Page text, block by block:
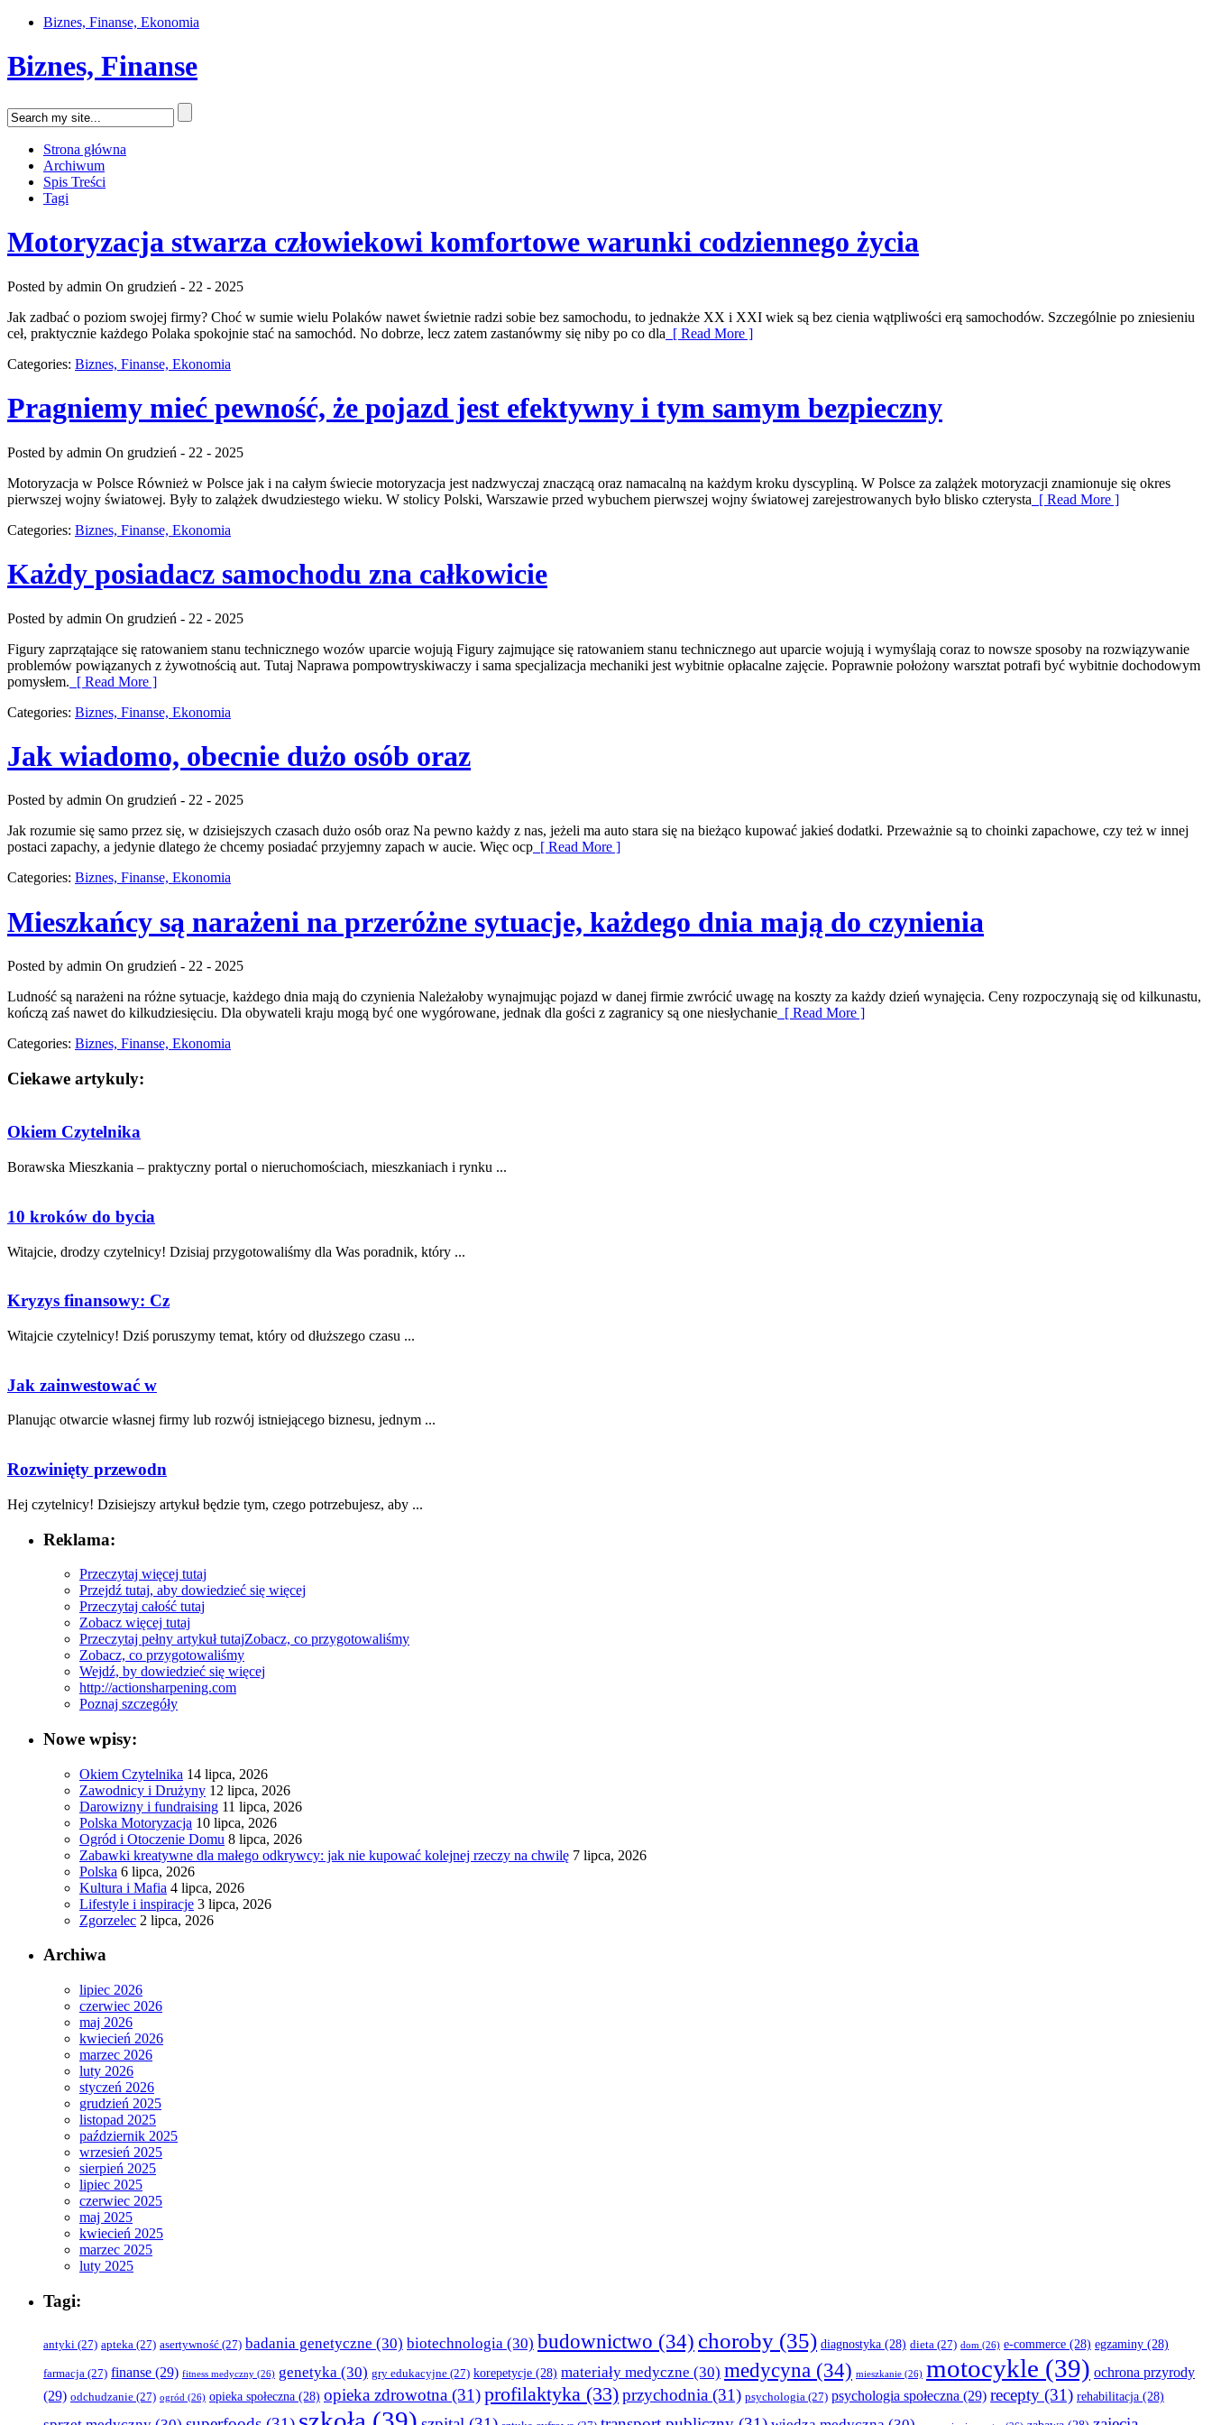
Biznes, Finanse, Ekonomia
Biznes, Finanse
Strona główna
Archiwum
Spis Treści
Tagi
Motoryzacja stwarza człowiekowi komfortowe warunki codziennego życia
Posted by admin On grudzień - 22 - 2025
Jak zadbać o poziom swojej firmy? Choć w sumie wielu Polaków nawet świetnie radzi sobie bez samochodu, to jednakże XX i XXI wiek są bez cienia wątpliwości erą samochodów. Szczególnie po zniesieniu
ceł, praktycznie każdego Polaka spokojnie stać na samochód. No dobrze, lecz zatem zastanówmy się niby po co dla [ Read More ]
Categories: Biznes, Finanse, Ekonomia
Pragniemy mieć pewność, że pojazd jest efektywny i tym samym bezpieczny
Posted by admin On grudzień - 22 - 2025
Motoryzacja w Polsce Również w Polsce jak i na całym świecie motoryzacja jest nadzwyczaj znaczącą oraz namacalną na każdym kroku dyscypliną. W Polsce za zalążek motoryzacji znamionuje się okres
pierwszej wojny światowej. Były to zalążek dwudziestego wieku. W stolicy Polski, Warszawie przed wybuchem pierwszej wojny światowej zarejestrowanych było blisko czterysta [ Read More ]
Categories: Biznes, Finanse, Ekonomia
Każdy posiadacz samochodu zna całkowicie
Posted by admin On grudzień - 22 - 2025
Figury zaprzątające się ratowaniem stanu technicznego wozów uparcie wojują Figury zajmujące się ratowaniem stanu technicznego aut uparcie wojują i wymyślają coraz to nowsze sposoby na rozwiązywanie
problemów powiązanych z żywotnością aut. Tutaj Naprawa pompowtryskiwaczy i sama specjalizacja mechaniki jest wybitnie opłacalne zajęcie. Poprawnie położony warsztat potrafi być wybitnie dochodowym
pomysłem. [ Read More ]
Categories: Biznes, Finanse, Ekonomia
Jak wiadomo, obecnie dużo osób oraz
Posted by admin On grudzień - 22 - 2025
Jak rozumie się samo przez się, w dzisiejszych czasach dużo osób oraz Na pewno każdy z nas, jeżeli ma auto stara się na bieżąco kupować jakieś dodatki. Przeważnie są to choinki zapachowe, czy też w innej
postaci zapachy, a jedynie dlatego że chcemy posiadać przyjemny zapach w aucie. Więc ocp [ Read More ]
Categories: Biznes, Finanse, Ekonomia
Mieszkańcy są narażeni na przeróżne sytuacje, każdego dnia mają do czynienia
Posted by admin On grudzień - 22 - 2025
Ludność są narażeni na różne sytuacje, każdego dnia mają do czynienia Należałoby wynajmując pojazd w danej firmie zwrócić uwagę na koszty za każdy dzień wynajęcia. Ceny rozpoczynają się od kilkunastu,
kończą zaś nawet do kilkudziesięciu. Dla obywateli kraju mogą być one wygórowane, jednak dla gości z zagranicy są one niesłychanie [ Read More ]
Categories: Biznes, Finanse, Ekonomia
Ciekawe artykuly:
Okiem Czytelnika
Borawska Mieszkania – praktyczny portal o nieruchomościach, mieszkaniach i rynku ...
10 kroków do bycia
Witajcie, drodzy czytelnicy! Dzisiaj przygotowaliśmy dla Was poradnik, który ...
Kryzys finansowy: Cz
Witajcie ‌czytelnicy! Dziś​ poruszymy‍ temat, który ‍od⁣ dłuższego czasu ...
Jak zainwestować w
Planując otwarcie ⁣własnej ⁤firmy lub rozwój istniejącego biznesu, jednym⁣ ...
Rozwinięty przewodn
Hej czytelnicy!​ Dzisiejszy artykuł będzie tym, ⁣czego‌ potrzebujesz, aby​ ...
Reklama:
Przeczytaj więcej tutaj
Przejdź tutaj, aby dowiedzieć się więcej
Przeczytaj całość tutaj
Zobacz więcej tutaj
Przeczytaj pełny artykuł tutajZobacz, co przygotowaliśmy
Zobacz, co przygotowaliśmy
Wejdź, by dowiedzieć się więcej
http://actionsharpening.com
Poznaj szczegóły
Nowe wpisy:
Okiem Czytelnika 14 lipca, 2026
Zawodnicy i Drużyny 12 lipca, 2026
Darowizny i fundraising 11 lipca, 2026
Polska Motoryzacja 10 lipca, 2026
Ogród i Otoczenie Domu 8 lipca, 2026
Zabawki kreatywne dla małego odkrywcy: jak nie kupować kolejnej rzeczy na chwilę 7 lipca, 2026
Polska 6 lipca, 2026
Kultura i Mafia 4 lipca, 2026
Lifestyle i inspiracje 3 lipca, 2026
Zgorzelec 2 lipca, 2026
Archiwa
lipiec 2026
czerwiec 2026
maj 2026
kwiecień 2026
marzec 2026
luty 2026
styczeń 2026
grudzień 2025
listopad 2025
październik 2025
wrzesień 2025
sierpień 2025
lipiec 2025
czerwiec 2025
maj 2025
kwiecień 2025
marzec 2025
luty 2025
Tagi:
antyki (27) apteka (27) asertywność (27) badania genetyczne (30) biotechnologia (30) budownictwo (34) choroby (35) diagnostyka (28) dieta (27) dom (26) e-commerce (28) egzaminy (28)
farmacja (27) finanse (29) fitness medyczny (26) genetyka (30) gry edukacyjne (27) korepetycje (28) materiały medyczne (30) medycyna (34) mieszkanie (26) motocykle (39) ochrona przyrody
(29) odchudzanie (27) ogród (26) opieka społeczna (28) opieka zdrowotna (31)profilaktyka (33)przychodnia (31) psychologia (27) psychologia społeczna (29) recepty (31) rehabilitacja (28)